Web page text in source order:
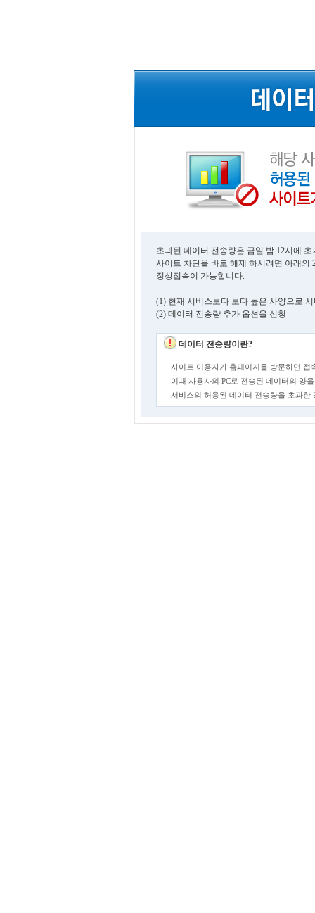
초과된 데이터 전송량은 금일 밤 12시에
사이트 차단을 바로 해제 하시려면 아래의
정상접속이 가능합니다.
(1) 현재 서비스보다 보다 높은 사양으로
(2) 데이터 전송량 추가 옵션을 신청
데이터 전송량이란?
사이트 이용자가 홈페이지를 방문하면 접
이때 사용자의 PC로 전송된 데이터의 양
서비스의 허용된 데이터 전송량을 초과